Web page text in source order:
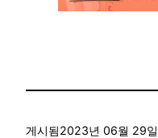
게시됨2023년 06월 29일